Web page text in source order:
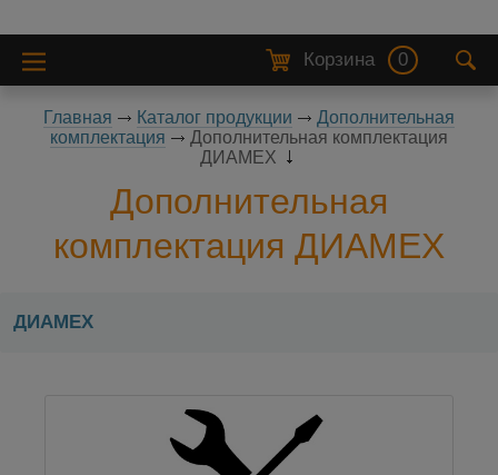
Корзина 0
Главная Каталог продукции
Дополнительная
комплектация
Дополнительная комплектация
ДИАМЕХ
Дополнительная
комплектация ДИАМЕХ
ДИАМЕХ